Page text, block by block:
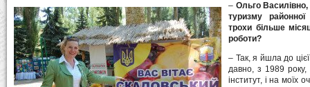
– Ольго Василівно,
туризму районної
трохи більше
роботи?
– Так, я йшла до
давно, з 1989 року,
інститут, і на моїх